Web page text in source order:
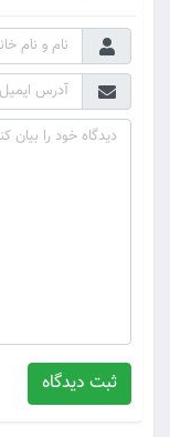
ثبت دیدگاه